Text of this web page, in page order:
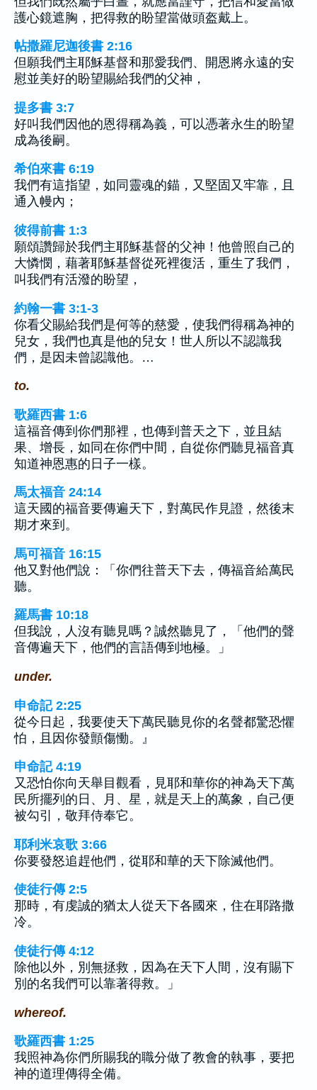
護心鏡遮胸，把得救的盼望當做頭盔戴上。
帖撒羅尼迦後書 2:16
但願我們主耶穌基督和那愛我們、開恩將永遠的安
慰並美好的盼望賜給我們的父神，
提多書 3:7
好叫我們因他的恩得稱為義，可以憑著永生的盼望
成為後嗣。
希伯來書 6:19
我們有這指望，如同靈魂的錨，又堅固又牢靠，且
通入幔內；
彼得前書 1:3
願頌讚歸於我們主耶穌基督的父神！他曾照自己的
大憐憫，藉著耶穌基督從死裡復活，重生了我們，
叫我們有活潑的盼望，
約翰一書 3:1-3
你看父賜給我們是何等的慈愛，使我們得稱為神的
兒女，我們也真是他的兒女！世人所以不認識我
們，是因未曾認識他。…
to.
歌羅西書 1:6
這福音傳到你們那裡，也傳到普天之下，並且結
果、增長，如同在你們中間，自從你們聽見福音真
知道神恩惠的日子一樣。
馬太福音 24:14
這天國的福音要傳遍天下，對萬民作見證，然後末
期才來到。
馬可福音 16:15
他又對他們說：「你們往普天下去，傳福音給萬民
聽。
羅馬書 10:18
但我說，人沒有聽見嗎？誠然聽見了，「他們的聲
音傳遍天下，他們的言語傳到地極。」
under.
申命記 2:25
從今日起，我要使天下萬民聽見你的名聲都驚恐懼
怕，且因你發顫傷慟。』
申命記 4:19
又恐怕你向天舉目觀看，見耶和華你的神為天下萬
民所擺列的日、月、星，就是天上的萬象，自己便
被勾引，敬拜侍奉它。
耶利米哀歌 3:66
你要發怒追趕他們，從耶和華的天下除滅他們。
使徒行傳 2:5
那時，有虔誠的猶太人從天下各國來，住在耶路撒
冷。
使徒行傳 4:12
除他以外，別無拯救，因為在天下人間，沒有賜下
別的名我們可以靠著得救。」
whereof.
歌羅西書 1:25
我照神為你們所賜我的職分做了教會的執事，要把
神的道理傳得全備。